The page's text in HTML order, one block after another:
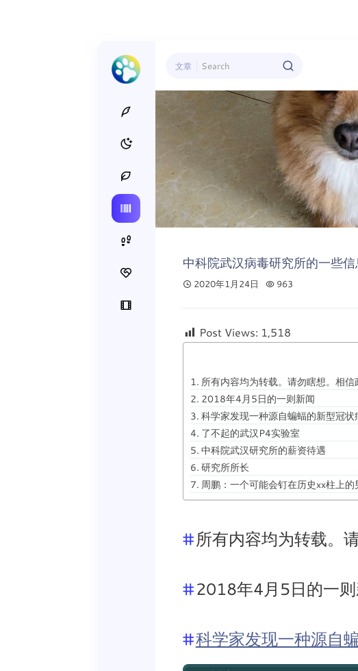
文章
中科院武汉病毒研究所的一些
2020年1月24日 963
Post Views: 1,518
所有内容均为转载。请勿瞎想。相信
2018年4月5日的一则新闻
科学家发现一种源自蝙蝠的新型冠状
了不起的武汉P4实验室
中科院武汉研究所的薪资待遇
研究所所长
周鹏：一个可能会钉在历史xx柱上的
所有内容均为转载。
2018年4月5日的一
科学家发现一种源自